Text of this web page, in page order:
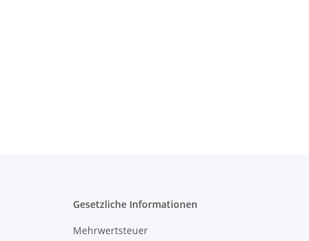
Gesetzliche Informationen
Mehrwertsteuer